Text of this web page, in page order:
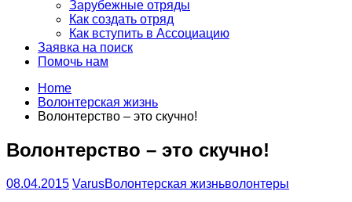
Зарубежные отряды
Как создать отряд
Как вступить в Ассоциацию
Заявка на поиск
Помочь нам
Home
Волонтерская жизнь
Волонтерство – это скучно!
Волонтерство – это скучно!
08.04.2015 VarusВолонтерская жизньволонтеры